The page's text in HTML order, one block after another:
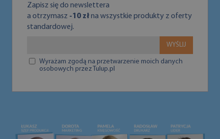
Zapisz się do newslettera
a otrzymasz -10 złna wszystkie produkty z oferty
standardowej.
WYŚLIJ
Wyrażam zgodą na przetwarzenie moich danych
osobowych przez Tulup.pl